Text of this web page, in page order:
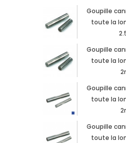
Goupille
toute la
Goupille
toute la
Goupille
toute la
Goupille
toute la